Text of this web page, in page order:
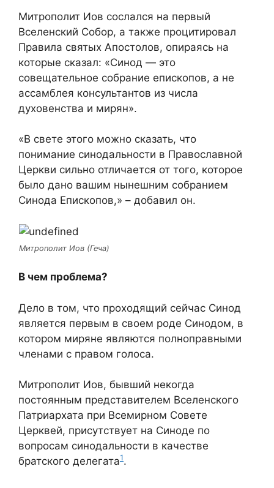
Митрополит Иов сослался на первый
Вселенский Собор, а также процитировал
Правила святых Апостолов, опираясь на
которые сказал: «Синод — это
совещательное собрание епископов, а не
ассамблея консультантов из числа
духовенства и мирян».
«В свете этого можно сказать, что
понимание синодальности в Православной
Церкви сильно отличается от того, которое
было дано вашим нынешним собранием
Синода Епископов,» – добавил он.
Митрополит Иов (Геча)
В чем проблема?
Дело в том, что проходящий сейчас Синод
является первым в своем роде Синодом, в
котором миряне являются полноправными
членами с правом голоса.
Митрополит Иов, бывший некогда
постоянным представителем Вселенского
Патриархата при Всемирном Совете
Церквей, присутствует на Синоде по
вопросам синодальности в качестве
братского делегата1.